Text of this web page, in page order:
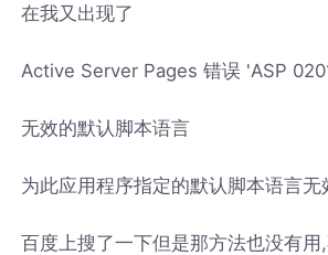
在我又出现了
Active Server Pages 错误 'ASP
无效的默认脚本语言
为此应用程序指定的默认脚本语言无
百度上搜了一下但是那方法也没有